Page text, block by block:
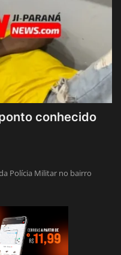
conhecido
Polícia Militar no bairro